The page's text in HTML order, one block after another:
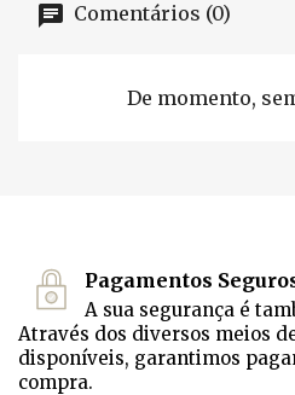
Comentários (0)
De momento,
Pagamentos
A sua segurança é
Através dos diversos meios
disponíveis, garantimos
compra.